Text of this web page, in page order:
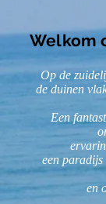
Welkom
Op de
de duinen
Een
een paradijs
en